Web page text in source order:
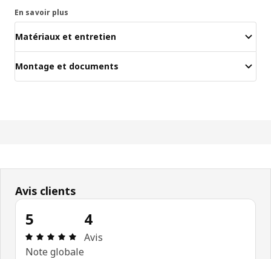
En savoir plus
Matériaux et entretien
Montage et documents
Avis clients
5
Avis: 5 sur 5 étoiles Nombre total d'avis: 4
Note globale
4
Avis